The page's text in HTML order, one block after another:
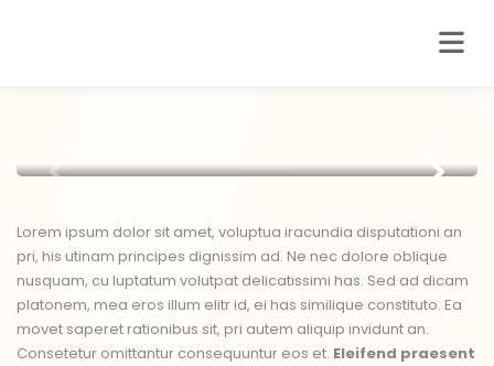
Lorem ipsum dolor sit amet, voluptua iracundia disputationi an
pri, his utinam principes dignissim ad. Ne nec dolore oblique
nusquam, cu luptatum volutpat delicatissimi has. Sed ad dicam
platonem, mea eros illum elitr id, ei has similique constituto. Ea
movet saperet rationibus sit, pri autem aliquip invidunt an.
Consetetur omittantur consequuntur eos et. Eleifend praesent